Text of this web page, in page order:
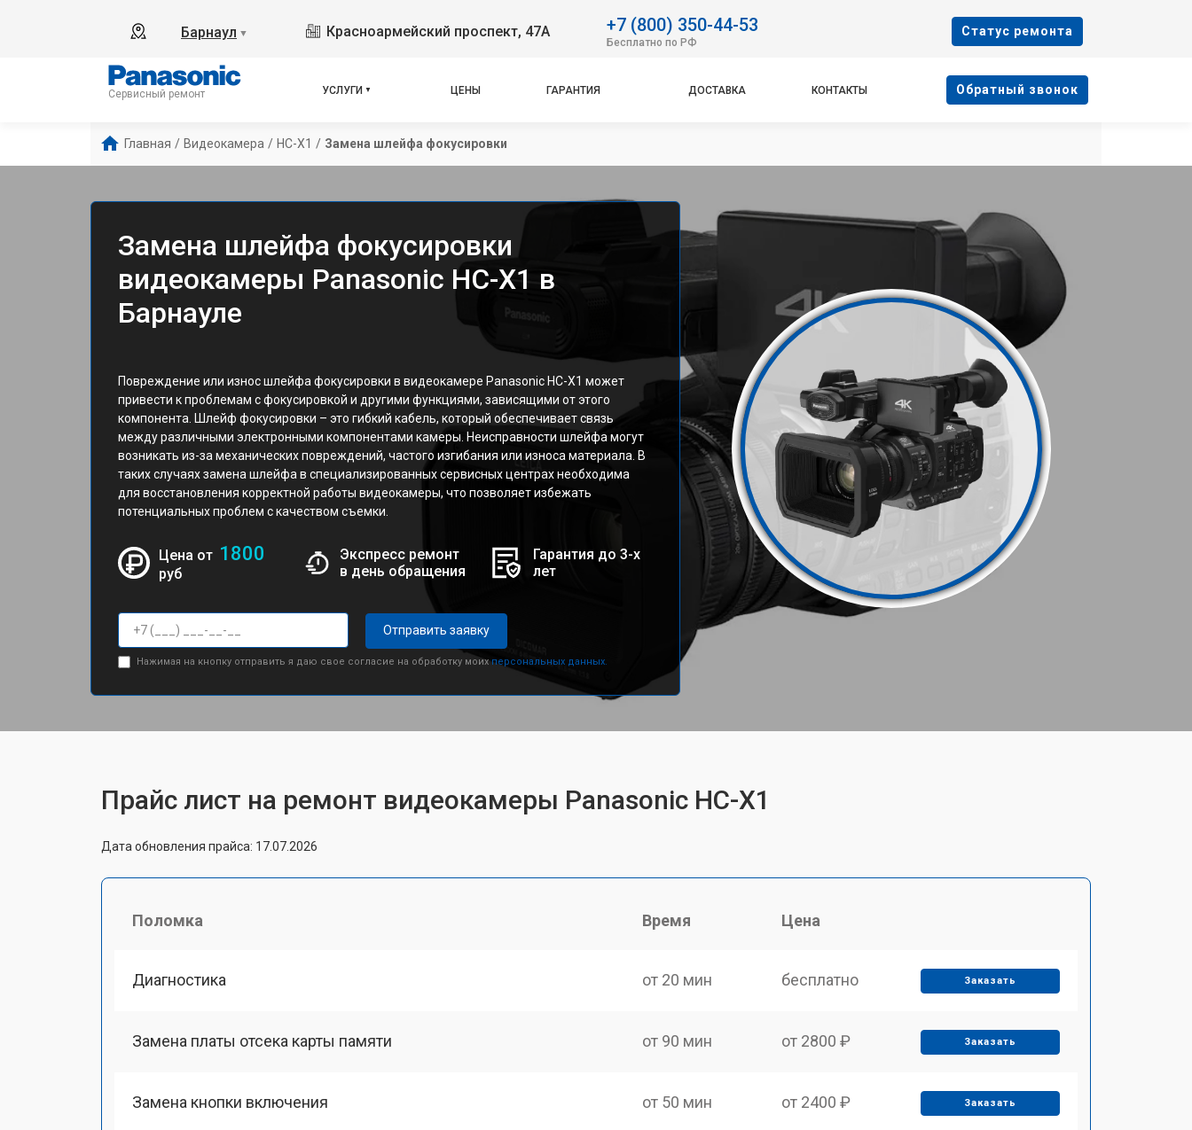
Барнаул ▼ Красноармейский проспект, 47А +7 (800) 350-44-53
Бесплатно по РФ
Cтатус ремонта
Сервисный ремонт УСЛУГИ ЦЕНЫ ГАРАНТИЯ ДОСТАВКА КОНТАКТЫ Oбратный звонок
Главная / Видеокамера / HC-X1 / Замена шлейфа фокусировки
Замена шлейфа фокусировки
видеокамеры Panasonic HC-X1 в
Барнауле
Повреждение или износ шлейфа фокусировки в видеокамере Panasonic HC-X1 может
привести к проблемам с фокусировкой и другими функциями, зависящими от этого
компонента. Шлейф фокусировки – это гибкий кабель, который обеспечивает связь
между различными электронными компонентами камеры. Неисправности шлейфа могут
возникать из-за механических повреждений, частого изгибания или износа материала. В
таких случаях замена шлейфа в специализированных сервисных центрах необходима
для восстановления корректной работы видеокамеры, что позволяет избежать
потенциальных проблем с качеством съемки.
Цена от 1800
руб
Экспресс ремонт
в день обращения
Гарантия до 3-х
лет
Отправить заявку
Нажимая на кнопку отправить я даю свое согласие на обработку моихперсональных данных.
Прайс лист на ремонт видеокамеры Panasonic HC-X1
Дата обновления прайса: 17.07.2026
Поломка Время Цена
Диагностика от 20 мин бесплатно Заказать
Замена платы отсека карты памяти от 90 мин от 2800 ₽ Заказать
Замена кнопки включения от 50 мин от 2400 ₽ Заказать